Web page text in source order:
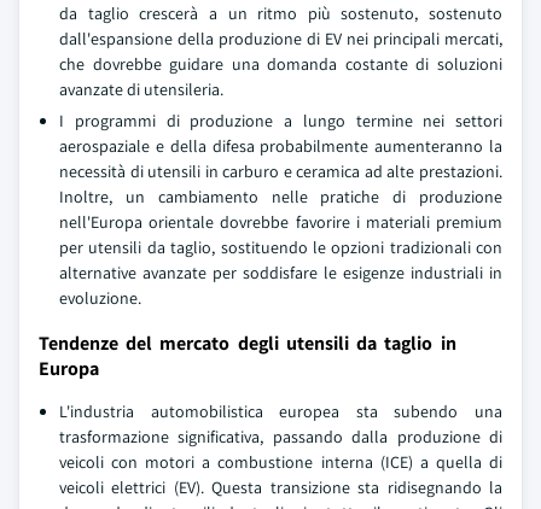
da taglio crescerà a un ritmo più sostenuto, sostenuto
dall'espansione della produzione di EV nei principali mercati,
che dovrebbe guidare una domanda costante di soluzioni
avanzate di utensileria.
I programmi di produzione a lungo termine nei settori
aerospaziale e della difesa probabilmente aumenteranno la
necessità di utensili in carburo e ceramica ad alte prestazioni.
Inoltre, un cambiamento nelle pratiche di produzione
nell'Europa orientale dovrebbe favorire i materiali premium
per utensili da taglio, sostituendo le opzioni tradizionali con
alternative avanzate per soddisfare le esigenze industriali in
evoluzione.
Tendenze del mercato degli utensili da taglio in
Europa
L'industria automobilistica europea sta subendo una
trasformazione significativa, passando dalla produzione di
veicoli con motori a combustione interna (ICE) a quella di
veicoli elettrici (EV). Questa transizione sta ridisegnando la